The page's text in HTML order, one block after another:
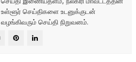
உள்ளூர் செய்திகளை உடனுக்குடன்
வழங்கிவரும் செய்தி நிறுவனம்.